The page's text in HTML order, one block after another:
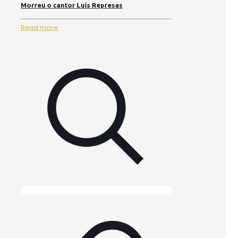
Morreu o cantor Luís Represas
Read more